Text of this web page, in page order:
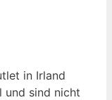
in Irland
und sind nicht